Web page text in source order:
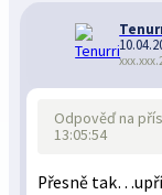
Odpověď na
13:05:54
Přesně